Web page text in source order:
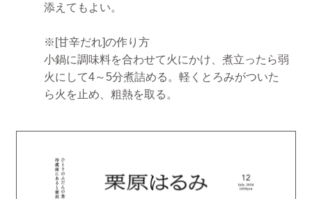
添えてもよい。
※[甘辛だれ]の作り方
小鍋に調味料を合わせて火にかけ、煮立ったら弱
火にして4～5分煮詰める。軽くとろみがついた
ら火を止め、粗熱を取る。